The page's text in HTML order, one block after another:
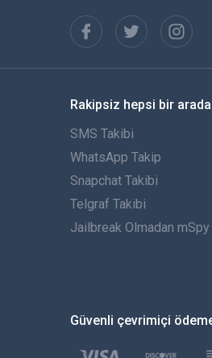
Rakipsiz hepsi bir
SMS Takibi
WhatsApp Takip
Snapchat Takibi
Telgraf Takibi
Jailbreak Olmadan mSpy
Güvenli çevrimiçi